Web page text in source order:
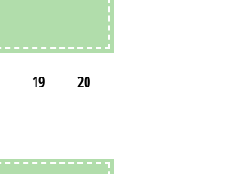
19
20